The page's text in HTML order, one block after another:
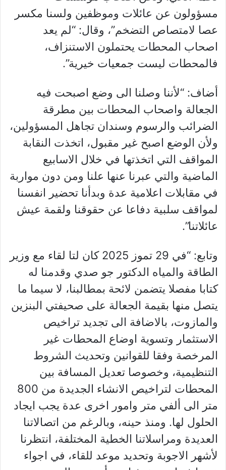
مسؤولون عن عائلات وموظفين ولسنا مكسر
عصا لامتصاص التضخم”، وقال: “لم يعد
اصحاب المحطات يحتملون الاستنزاف،
فالمحطات ليست جمعيات خيرية”.
أضاف: “لأننا وصلنا الى وضع اصبحت فيه
الجعالة واصحاب المحطات بين مطرقة
الضرائب والرسوم وسندان تجاهل المسؤولين،
ولأن الوضع اصبح غير مقبول، اتخذت النقابة
المواقف التي اتخذتها في خلال الاسابيع
الماضية والتي عبرنا عنها علنا ومن دون مواربة
في مقابلات اعلامية عدة وبدأنا تحضير انفسنا
لمواقف سلبية دفاعا عن حقوقنا ولقمة عيش
عائلاتنا”.
وتابع: “في 29 تموز 2025 كان لتا لقاء مع وزير
الطاقة والمياه الدكتور جو صدي وقدمنا له
كتابا مفصلا يتضمن لائحة بمطالبنا، لا سيما ما
يتصل منها بقيمة الجعالة على صحيفتي البنزين
والمازوت، بالاضافة الى تجديد تراخيص
الاستثمار وتسوية اوضاع المحطات غير
المرخصة وفقا للقوانين وتحديث الشروط
التنظيمية، وخصوصا تعديل المسافة بين
المحطات لتراخيص الانشاء الجديدة من 800
متر الى ألفي متر وامور اخرى عدة يجب ايجاد
الحلول لها. ومنذ حينه، وبالرغم من اتصالاتنا
العديدة ومراسلاتنا الخطية المختلفة، انتظرنا
لأشهر الاجوبة وتحديد موعد للقاء، في اجواء